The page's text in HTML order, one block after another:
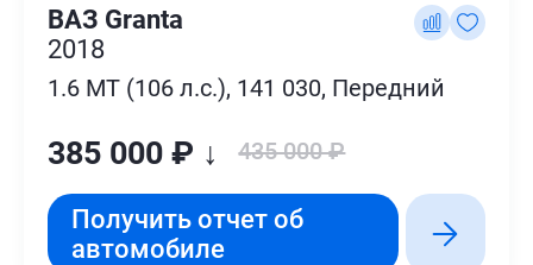
ВАЗ Granta
2018
1.6 MT (106 л.с.), 141 030, Передний
385 000 ₽ ↓ 435 000 ₽
Получить отчет об
автомобиле